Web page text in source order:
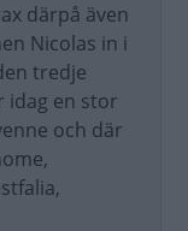
därpå även
Nicolas in i
tredje
idag en stor
och där